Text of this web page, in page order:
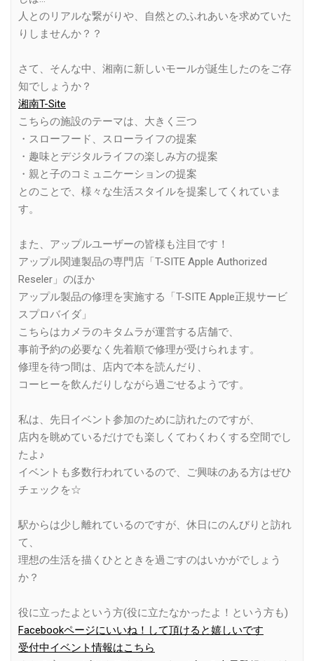
人とのリアルな繋がりや、自然とのふれあいを求めていた
りしませんか？？
さて、そんな中、湘南に新しいモールが誕生したのをご存
知でしょうか？
湘南T-Site
こちらの施設のテーマは、大きく三つ
・スローフード、スローライフの提案
・ 趣味とデジタルライフの楽しみ方の提案
・ 親と子のコミュニケーションの提案
とのことで、様々な生活スタイルを提案してくれていま
す。
また、アップルユーザーの皆様も注目です！
アップル関連製品の専門店「T-SITE Apple Authorized
Reseler」のほか
アップル製品の修理を実施する「T-SITE Apple正規サービ
スプロバイダ」
こちらはカメラのキタムラが運営する店舗で、
事前予約の必要なく先着順で修理が受けられます。
修理を待つ間は、店内で本を読んだり、
コーヒーを飲んだりしながら過ごせるようです。
私は、先日イベント参加のために訪れたのですが、
店内を眺めているだけでも楽しくてわくわくする空間でし
たよ♪
イベントも多数行われているので、ご興味のある方はぜひ
チェックを☆
駅からは少し離れているのですが、休日にのんびりと訪れ
て、
理想の生活を描くひとときを過ごすのはいかがでしょう
か？
役に立ったよという方(役に立たなかったよ！という方も)
Facebookページにいいね！して頂けると嬉しいです
受付中イベント情報はこちら